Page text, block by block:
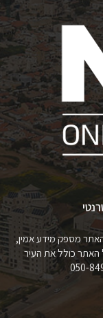
האתר מספק מידע אמין,
האתר כולל את העיר